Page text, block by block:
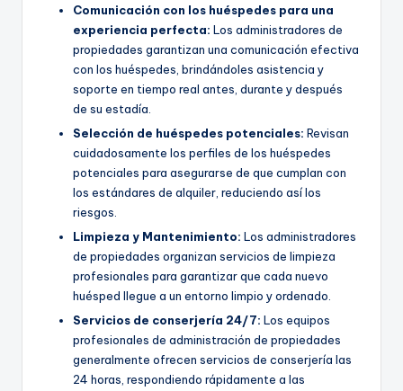
Comunicación con los huéspedes para una
experiencia perfecta: Los administradores de
propiedades garantizan una comunicación efectiva
con los huéspedes, brindándoles asistencia y
soporte en tiempo real antes, durante y después
de su estadía.
Selección de huéspedes potenciales: Revisan
cuidadosamente los perfiles de los huéspedes
potenciales para asegurarse de que cumplan con
los estándares de alquiler, reduciendo así los
riesgos.
Limpieza y Mantenimiento: Los administradores
de propiedades organizan servicios de limpieza
profesionales para garantizar que cada nuevo
huésped llegue a un entorno limpio y ordenado.
Servicios de conserjería 24/7: Los equipos
profesionales de administración de propiedades
generalmente ofrecen servicios de conserjería las
24 horas, respondiendo rápidamente a las